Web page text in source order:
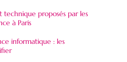
technique proposés par les
à Paris
informatique : les